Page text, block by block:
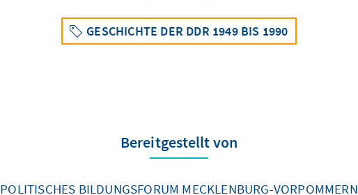
GESCHICHTE DER DDR 1949 BIS 1990
Bereitgestellt von
POLITISCHES BILDUNGSFORUM MECKLENBURG-VORPOMMERN